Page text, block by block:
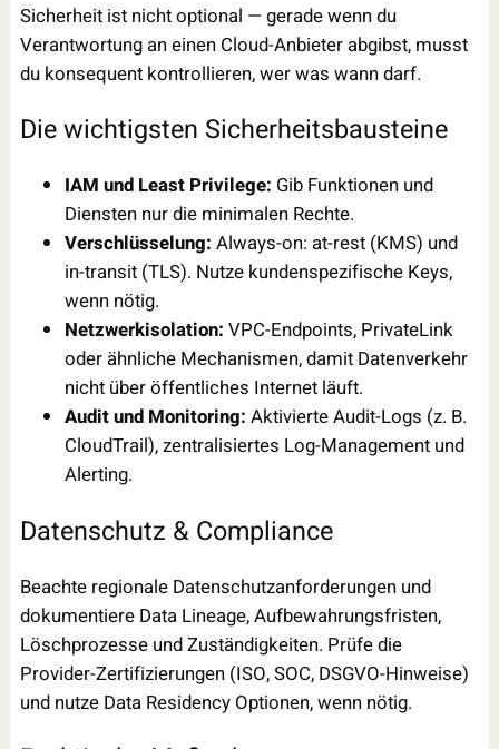
Sicherheit ist nicht optional — gerade wenn du
Verantwortung an einen Cloud-Anbieter abgibst, musst
du konsequent kontrollieren, wer was wann darf.
Die wichtigsten Sicherheitsbausteine
IAM und Least Privilege: Gib Funktionen und
Diensten nur die minimalen Rechte.
Verschlüsselung: Always-on: at-rest (KMS) und
in-transit (TLS). Nutze kundenspezifische Keys,
wenn nötig.
Netzwerkisolation: VPC-Endpoints, PrivateLink
oder ähnliche Mechanismen, damit Datenverkehr
nicht über öffentliches Internet läuft.
Audit und Monitoring: Aktivierte Audit-Logs (z. B.
CloudTrail), zentralisiertes Log-Management und
Alerting.
Datenschutz & Compliance
Beachte regionale Datenschutzanforderungen und
dokumentiere Data Lineage, Aufbewahrungsfristen,
Löschprozesse und Zuständigkeiten. Prüfe die
Provider-Zertifizierungen (ISO, SOC, DSGVO-Hinweise)
und nutze Data Residency Optionen, wenn nötig.